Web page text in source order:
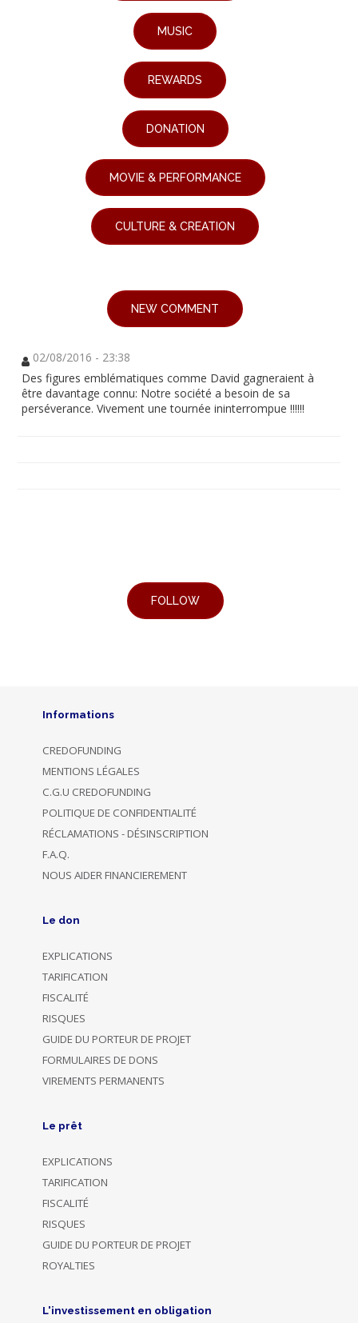
MUSIC
REWARDS
DONATION
MOVIE & PERFORMANCE
CULTURE & CREATION
NEW COMMENT
02/08/2016 - 23:38
Des figures emblématiques comme David gagneraient à
être davantage connu: Notre société a besoin de sa
perséverance. Vivement une tournée ininterrompue !!!!!!
Informations
CREDOFUNDING
MENTIONS LÉGALES
C.G.U CREDOFUNDING
POLITIQUE DE CONFIDENTIALITÉ
RÉCLAMATIONS - DÉSINSCRIPTION
F.A.Q.
NOUS AIDER FINANCIEREMENT
Le don
EXPLICATIONS
TARIFICATION
FISCALITÉ
RISQUES
GUIDE DU PORTEUR DE PROJET
FORMULAIRES DE DONS
VIREMENTS PERMANENTS
Le prêt
EXPLICATIONS
TARIFICATION
FISCALITÉ
RISQUES
GUIDE DU PORTEUR DE PROJET
ROYALTIES
L'investissement en obligation